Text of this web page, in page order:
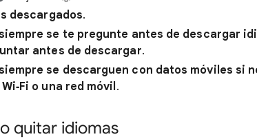
descargados.
se te pregunte antes de descargar
antes de descargar.
se descarguen con datos móviles si
o una red móvil.
quitar idiomas